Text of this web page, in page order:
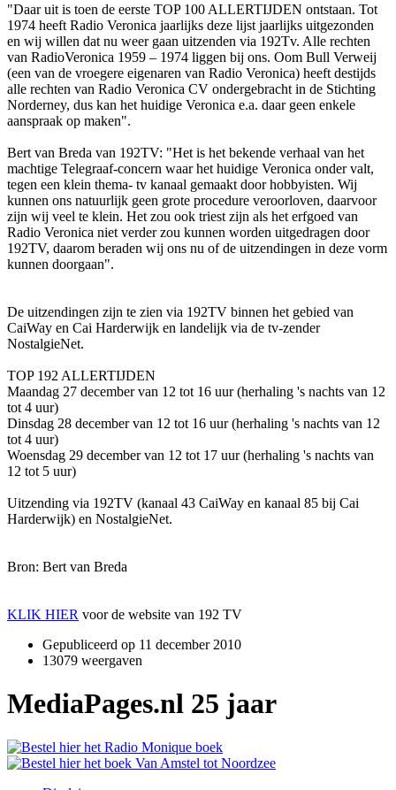
"Daar uit is toen de eerste TOP 100 ALLERTIJDEN ontstaan. Tot
1974 heeft Radio Veronica jaarlijks deze lijst jaarlijks uitgezonden
en wij willen dat nu weer gaan uitzenden via 192Tv. Alle rechten
van RadioVeronica 1959 – 1974 liggen bij ons. Oom Bull Verweij
(een van de vroegere eigenaren van Radio Veronica) heeft destijds
alle rechten van Radio Veronica CV ondergebracht in de Stichting
Norderney, dus kan het huidige Veronica e.a. daar geen enkele
aanspraak op maken".
Bert van Breda van 192TV: "Het is het bekende verhaal van het
machtige Telegraaf-concern waar het huidige Veronica onder valt,
tegen een klein thema- tv kanaal gemaakt door hobbyisten. Wij
kunnen ons natuurlijk geen grote procedure veroorloven, daarvoor
zijn wij veel te klein. Het zou ook triest zijn als het erfgoed van
Radio Veronica niet verder zou kunnen worden uitgedragen door
192TV, daarom beraden wij ons nu of de uitzendingen in deze vorm
kunnen doorgaan".
De uitzendingen zijn te zien via 192TV binnen het gebied van
CaiWay en Cai Harderwijk en landelijk via de tv-zender
NostalgieNet.
TOP 192 ALLERTIJDEN
Maandag 27 december van 12 tot 16 uur (herhaling 's nachts van 12
tot 4 uur)
Dinsdag 28 december van 12 tot 16 uur (herhaling 's nachts van 12
tot 4 uur)
Woensdag 29 december van 12 tot 17 uur (herhaling 's nachts van
12 tot 5 uur)
Uitzending via 192TV (kanaal 43 CaiWay en kanaal 85 bij Cai
Harderwijk) en NostalgieNet.
Bron: Bert van Breda
KLIK HIER voor de website van 192 TV
Gepubliceerd op 11 december 2010
13079 weergaven
MediaPages.nl 25 jaar